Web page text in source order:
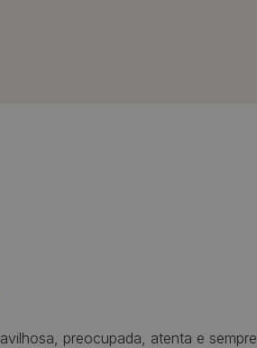
preocupada, atenta e sempre